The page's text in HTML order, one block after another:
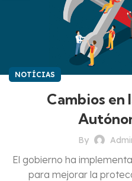
NOTÍCIAS
Cambios en
By
El gobierno ha
para mejorar la